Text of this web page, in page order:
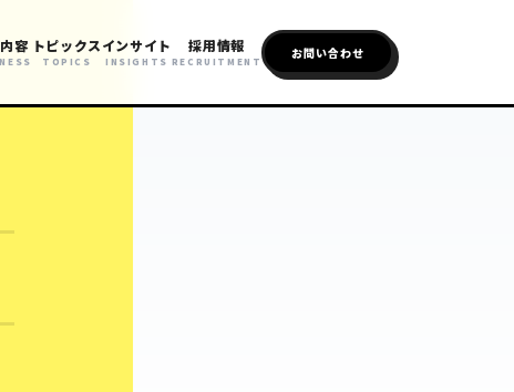
容 トピックス
TOPICS
インサイト
INSIGHTS
採用情報
RECRUITMENT
お問い合わせ